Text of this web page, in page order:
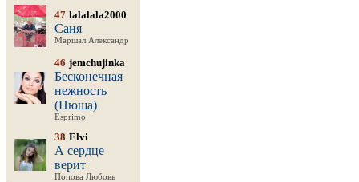
47 lalalala2000
Саня
Маршал Александр
46 jemchujinka
Бесконечная
нежность
(Нюша)
Esprimo
38 Elvi
А сердце
верит
Попова Любовь